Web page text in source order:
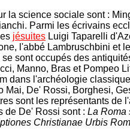
la science sociale sont :
Parmi les écrivains
jésuites Luigi Taparelli
l'abbé Lambruschbini et
sont occupés des
Manno, Bras et Pompeo
dans l'archéologie
Mai, De' Rossi, Borghesi,
sont les représentants de
de De' Rossi sont : La Roma
Christianae Urbis